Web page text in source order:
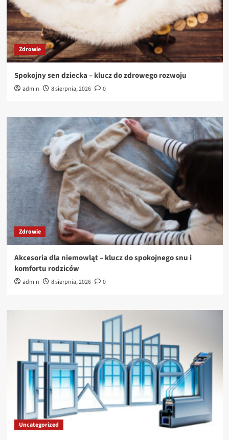
Zdrowie
Spokojny sen dziecka – klucz do zdrowego rozwoju
admin 8 sierpnia, 2026 0
Zdrowie
Akcesoria dla niemowląt – klucz do spokojnego snu i
komfortu rodziców
admin 8 sierpnia, 2026 0
Uncategorized